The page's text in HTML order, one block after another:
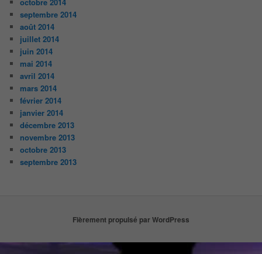
septembre 2014
août 2014
juillet 2014
juin 2014
mai 2014
avril 2014
mars 2014
février 2014
janvier 2014
décembre 2013
novembre 2013
octobre 2013
septembre 2013
Fièrement propulsé par WordPress